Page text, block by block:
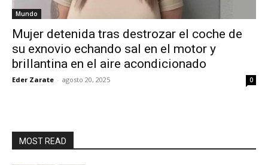
Mundo
Mujer detenida tras destrozar el coche de
su exnovio echando sal en el motor y
brillantina en el aire acondicionado
Eder Zarate - agosto 20, 2025 0
MOST READ